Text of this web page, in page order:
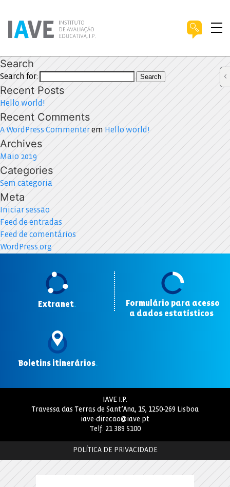
Search
Search for: Search
Recent Posts
Hello world!
Recent Comments
A WordPress Commenterem Hello world!
Archives
Maio 2019
Categories
Sem categoria
Meta
Iniciar sessão
Feed de entradas
Feed de comentários
WordPress.org
Extranet.
Formulário para acesso
a dados estatísticos
Boletins itinerários.
IAVE I.P.
Travessa das Terras de Sant’Ana, 15, 1250-269 Lisboa
iave-direcao@iave.pt
Telf. 21 389 5100
POLÍTICA DE PRIVACIDADE